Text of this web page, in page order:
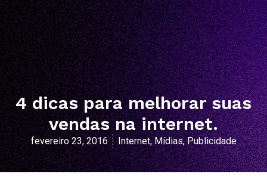
4 dicas para melhorar suas
vendas na internet.
fevereiro 23, 2016 Internet,Mídias,Publicidade